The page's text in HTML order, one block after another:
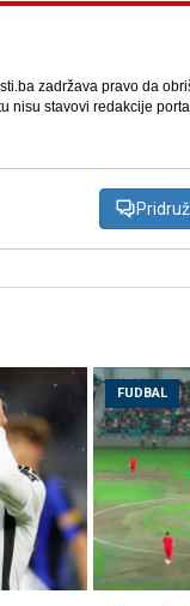
zadržava pravo da
nisu stavovi redakcije
FUDBAL